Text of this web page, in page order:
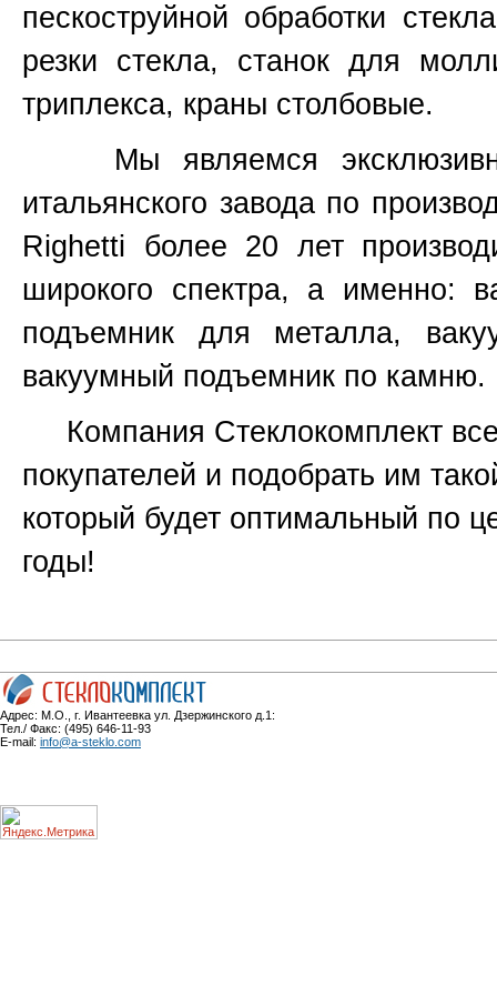
пескоструйной обработки
резки стекла, станок для
триплекса, краны столбовые.
Мы являемся
итальянского завода по
Righetti более 20 лет
широкого спектра, а именно:
подъемник для металла,
вакуумный подъемник по камню.
Компания Стеклокомплект
покупателей и подобрать им
который будет оптимальный по
годы!
Адрес: М.О., г. Ивантеевка ул. Дзержинского д.1:
Тел./ Факс: (495) 646-11-93
E-mail: info@a-steklo.com